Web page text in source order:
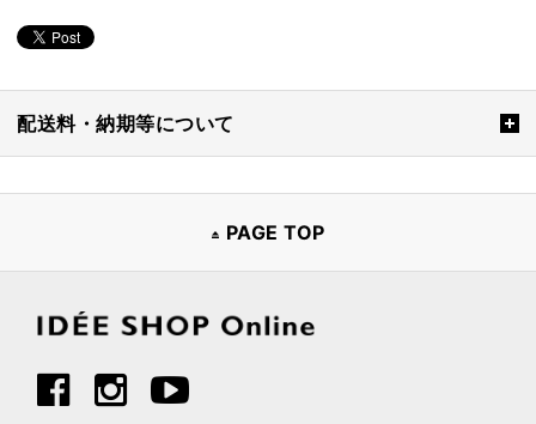
配送料・納期等について
PAGE TOP